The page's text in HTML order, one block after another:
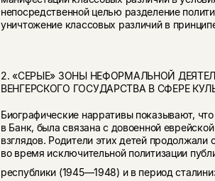
непосредственной целью разделение
уничтожение классовых различий в
2. «СЕРЫЕ» ЗОНЫ НЕФОРМАЛЬНОЙ
ВЕНГЕРСКОГО ГОСУДАРСТВА В СФЕРЕ
Биографические нарративы показывают,
в Банк, была связана с довоенной
взглядов. Родители этих детей
во время исключительной политизации
респуб­лики (1945—1948) и в период